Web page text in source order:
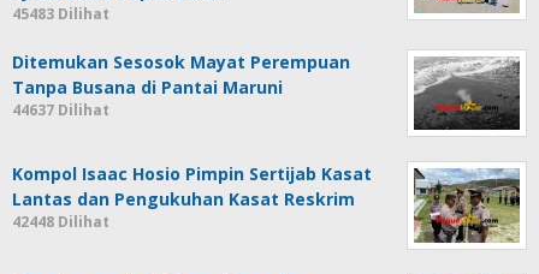
45483 Dilihat
Ditemukan Sesosok Mayat Perempuan
Tanpa Busana di Pantai Maruni
44637 Dilihat
Kompol Isaac Hosio Pimpin Sertijab Kasat
Lantas dan Pengukuhan Kasat Reskrim
42448 Dilihat